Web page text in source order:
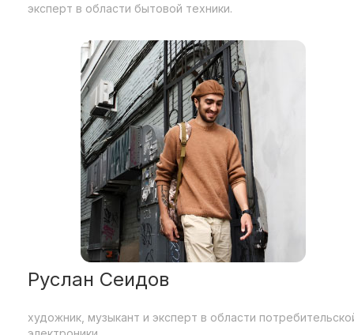
эксперт в области бытовой техники.
Руслан Сеидов
художник, музыкант и эксперт в области